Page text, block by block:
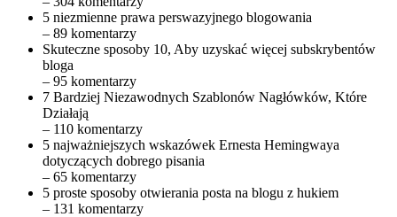
5 niezmienne prawa perswazyjnego blogowania
– 89 komentarzy
Skuteczne sposoby 10, Aby uzyskać więcej subskrybentów
bloga
– 95 komentarzy
7 Bardziej Niezawodnych Szablonów Nagłówków, Które
Działają
– 110 komentarzy
5 najważniejszych wskazówek Ernesta Hemingwaya
dotyczących dobrego pisania
– 65 komentarzy
5 proste sposoby otwierania posta na blogu z hukiem
– 131 komentarzy